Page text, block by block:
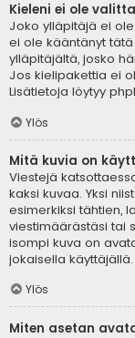
Kieleni ei ole
Joko ylläpitäjä ei
ei ole kääntänyt
ylläpitäjältä, josko
Jos kielipakettia ei
Lisätietoja löytyy
Ylös
Mitä kuvia on
Viestejä
kaksi kuvaa. Yksi
esimerkiksi tähtien,
viestimäärästäsi tai
isompi kuva on
jokaisella käyttäjällä.
Ylös
Miten asetan